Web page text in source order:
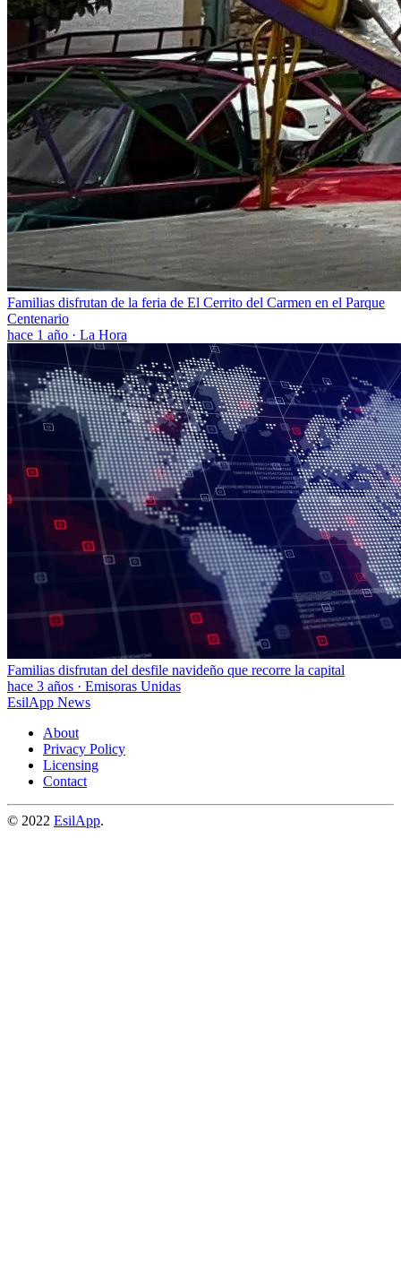
Familias disfrutan de la feria de El Cerrito del Carmen en el Parque
Centenario
hace 1 año · La Hora
Familias disfrutan del desfile navideño que recorre la capital
hace 3 años · Emisoras Unidas
EsilApp News
About
Privacy Policy
Licensing
Contact
© 2022 EsilApp.